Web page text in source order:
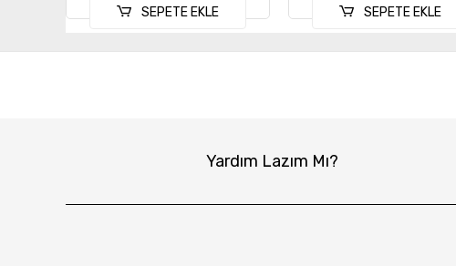
SEPETE EKLE SEPETE EKLE
Yardım Lazım Mı?